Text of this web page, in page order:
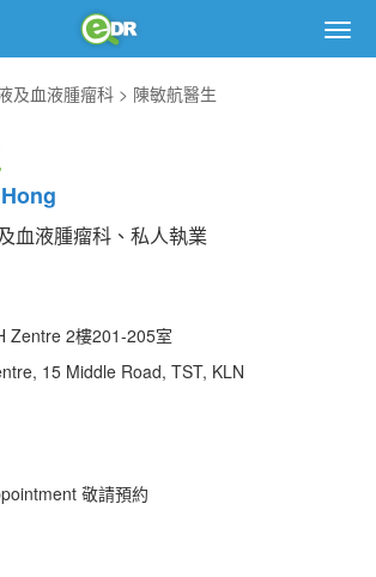
及血液腫瘤科 陳敏航醫生
血液腫瘤科、私人執業
Zentre 2樓201-205室
15 Middle Road, TST, KLN
敬請預約